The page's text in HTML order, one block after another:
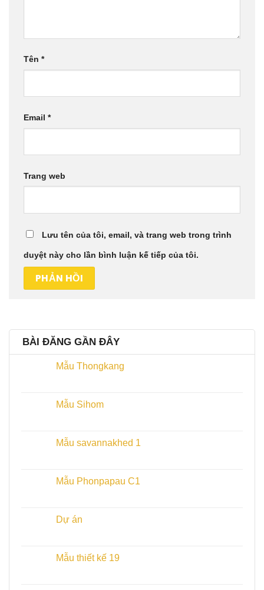
Tên *
Email *
Trang web
Lưu tên của tôi, email, và trang web trong trình
duyệt này cho lần bình luận kế tiếp của tôi.
BÀI ĐĂNG GẦN ĐÂY
Mẫu Thongkang
Mẫu Sihom
Mẫu savannakhed 1
Mẫu Phonpapau C1
Dự án
Mẫu thiết kế 19